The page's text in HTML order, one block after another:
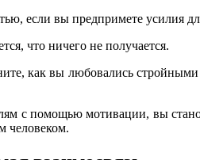
если вы предпримете усилия
что ничего не получается.
как вы любовались
с помощью мотивации, вы
человеком.